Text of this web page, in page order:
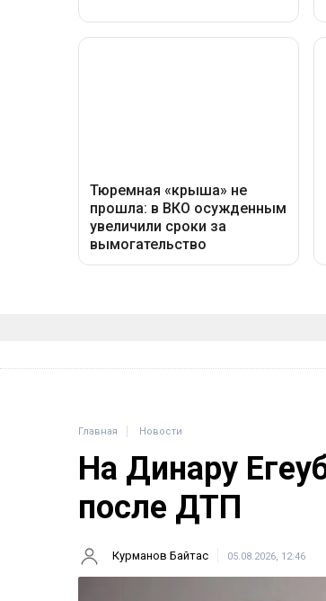
Главная Новости
На Динару
после ДТП
Курманов Байтас 05.08.2026, 12:46